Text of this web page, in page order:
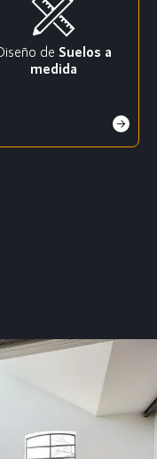
de Suelos a
medida